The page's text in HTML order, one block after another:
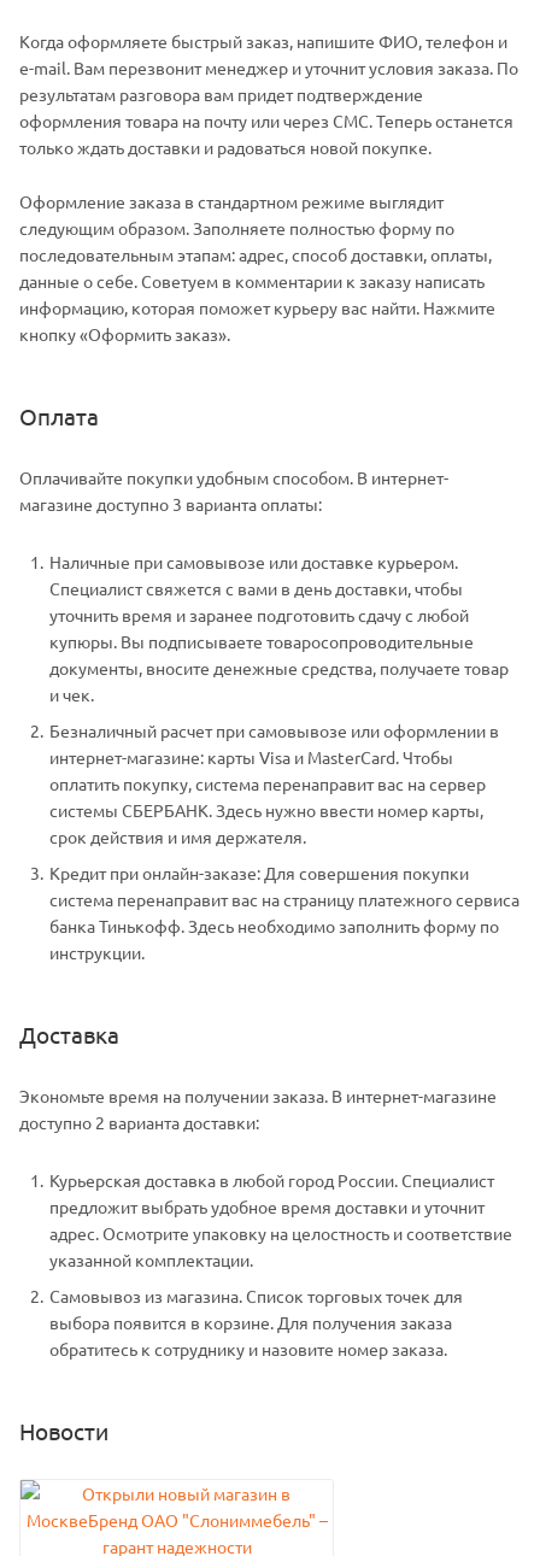
Когда оформляете быстрый заказ, напишите ФИО, телефон и
e-mail. Вам перезвонит менеджер и уточнит условия заказа. По
результатам разговора вам придет подтверждение
оформления товара на почту или через СМС. Теперь останется
только ждать доставки и радоваться новой покупке.
Оформление заказа в стандартном режиме выглядит
следующим образом. Заполняете полностью форму по
последовательным этапам: адрес, способ доставки, оплаты,
данные о себе. Советуем в комментарии к заказу написать
информацию, которая поможет курьеру вас найти. Нажмите
кнопку «Оформить заказ».
Оплата
Оплачивайте покупки удобным способом. В интернет-
магазине доступно 3 варианта оплаты:
Наличные при самовывозе или доставке курьером.
Специалист свяжется с вами в день доставки, чтобы
уточнить время и заранее подготовить сдачу с любой
купюры. Вы подписываете товаросопроводительные
документы, вносите денежные средства, получаете товар
и чек.
Безналичный расчет при самовывозе или оформлении в
интернет-магазине: карты Visa и MasterCard. Чтобы
оплатить покупку, система перенаправит вас на сервер
системы СБЕРБАНК. Здесь нужно ввести номер карты,
срок действия и имя держателя.
Кредит при онлайн-заказе: Для совершения покупки
система перенаправит вас на страницу платежного сервиса
банка Тинькофф. Здесь необходимо заполнить форму по
инструкции.
Доставка
Экономьте время на получении заказа. В интернет-магазине
доступно 2 варианта доставки:
Курьерская доставка в любой город России. Специалист
предложит выбрать удобное время доставки и уточнит
адрес. Осмотрите упаковку на целостность и соответствие
указанной комплектации.
Самовывоз из магазина. Список торговых точек для
выбора появится в корзине. Для получения заказа
обратитесь к сотруднику и назовите номер заказа.
Новости